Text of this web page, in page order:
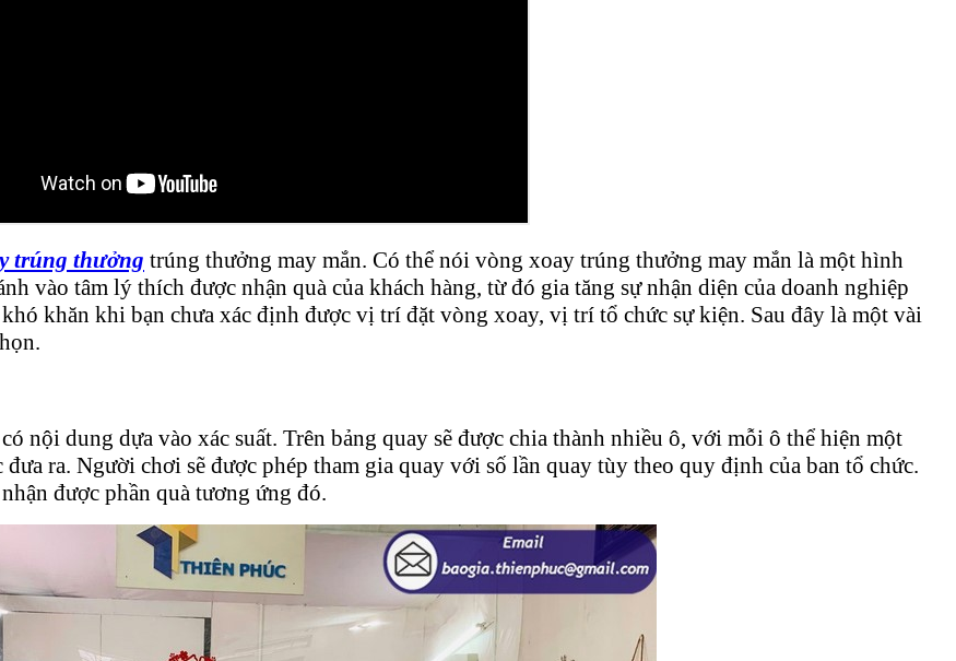
trúng thưởng trúng thưởng may mắn. Có thể nói vòng xoay trúng thưởng may mắn là một hình
vào tâm lý thích được nhận quà của khách hàng, từ đó gia tăng sự nhận diện của doanh nghiệp
khăn khi bạn chưa xác định được vị trí đặt vòng xoay, vị trí tổ chức sự kiện. Sau đây là một vài
nội dung dựa vào xác suất. Trên bảng quay sẽ được chia thành nhiều ô, với mỗi ô thể hiện một
ra. Người chơi sẽ được phép tham gia quay với số lần quay tùy theo quy định của ban tổ chức.
được phần quà tương ứng đó.